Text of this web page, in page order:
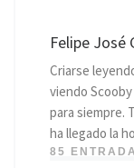
Felipe José
Criarse
viendo
para siempre.
ha llegado la
85